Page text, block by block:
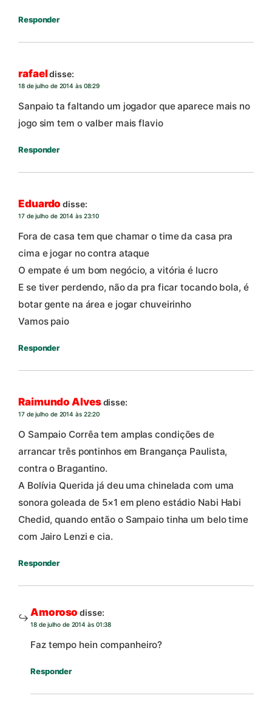
Responder
rafaeldisse:
18 de julho de 2014 às 08:29
Sanpaio ta faltando um jogador que aparece mais no
jogo sim tem o valber mais flavio
Responder
Eduardo disse:
17 de julho de 2014 às 23:10
Fora de casa tem que chamar o time da casa pra
cima e jogar no contra ataque
O empate é um bom negócio, a vitória é lucro
E se tiver perdendo, não da pra ficar tocando bola, é
botar gente na área e jogar chuveirinho
Vamos paio
Responder
Raimundo Alvesdisse:
17 de julho de 2014 às 22:20
O Sampaio Corrêa tem amplas condições de
arrancar três pontinhos em Brangança Paulista,
contra o Bragantino.
A Bolívia Querida já deu uma chinelada com uma
sonora goleada de 5×1 em pleno estádio Nabi Habi
Chedid, quando então o Sampaio tinha um belo time
com Jairo Lenzi e cia.
Responder
Amoroso disse:
18 de julho de 2014 às 01:38
Faz tempo hein companheiro?
Responder